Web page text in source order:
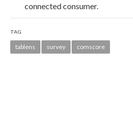
connected consumer.
TAG
tablens survey comscore